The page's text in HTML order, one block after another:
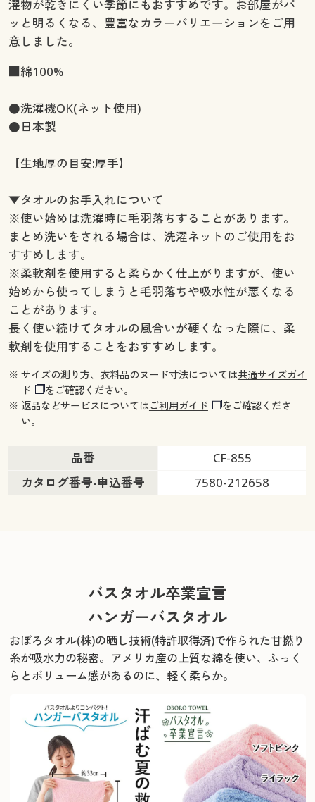
濯物が乾きにくい季節にもおすすめです。お部屋がパ
ッと明るくなる、豊富なカラーバリエーションをご用
意しました。
■綿100%
●洗濯機OK(ネット使用)
●日本製
【生地厚の目安:厚手】
▼タオルのお手入れについて
※使い始めは洗濯時に毛羽落ちすることがあります。
まとめ洗いをされる場合は、洗濯ネットのご使用をお
すすめします。
※柔軟剤を使用すると柔らかく仕上がりますが、使い
始めから使ってしまうと毛羽落ちや吸水性が悪くなる
ことがあります。
長く使い続けてタオルの風合いが硬くなった際に、柔
軟剤を使用することをおすすめします。
※ サイズの測り方、衣料品のヌード寸法については共通サイズガイ
ド
をご確認ください。
※ 返品などサービスについてはご利用ガイド
をご確認くださ
い。
品番
CF-855
カタログ番号-申込番号
7580-212658
バスタオル卒業宣言
ハンガーバスタオル
おぼろタオル(株)の晒し技術(特許取得済)で作られた甘撚り
糸が吸水力の秘密。 アメリカ産の上質な綿を使い、ふっく
らとボリューム感があるのに、軽く柔らか。